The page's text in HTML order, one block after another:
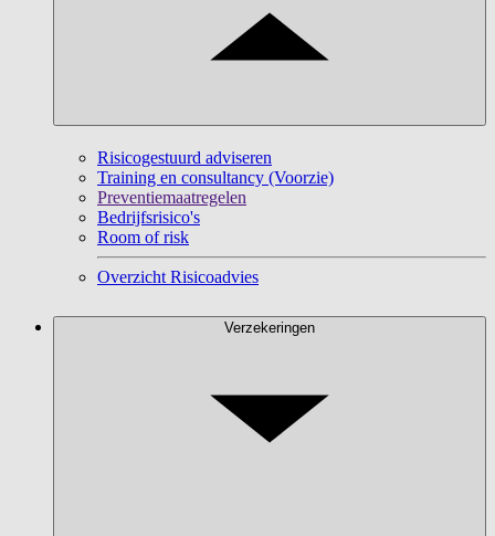
Risicogestuurd adviseren
Training en consultancy (Voorzie)
Preventiemaatregelen
Bedrijfsrisico's
Room of risk
Overzicht Risicoadvies
Verzekeringen